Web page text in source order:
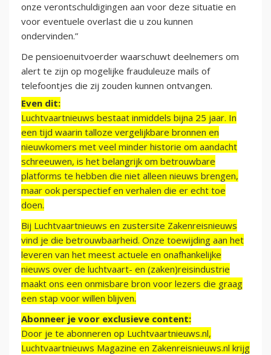
onze verontschuldigingen aan voor deze situatie en
voor eventuele overlast die u zou kunnen
ondervinden.”
De pensioenuitvoerder waarschuwt deelnemers om
alert te zijn op mogelijke frauduleuze mails of
telefoontjes die zij zouden kunnen ontvangen.
Even dit:
Luchtvaartnieuws bestaat inmiddels bijna 25 jaar. In
een tijd waarin talloze vergelijkbare bronnen en
nieuwkomers met veel minder historie om aandacht
schreeuwen, is het belangrijk om betrouwbare
platforms te hebben die niet alleen nieuws brengen,
maar ook perspectief en verhalen die er echt toe
doen.
Bij Luchtvaartnieuws en zustersite Zakenreisnieuws
vind je die betrouwbaarheid. Onze toewijding aan het
leveren van het meest actuele en onafhankelijke
nieuws over de luchtvaart- en (zaken)reisindustrie
maakt ons een onmisbare bron voor lezers die graag
een stap voor willen blijven.
Abonneer je voor exclusieve content:
Door je te abonneren op Luchtvaartnieuws.nl,
Luchtvaartnieuws Magazine en Zakenreisnieuws.nl krijg